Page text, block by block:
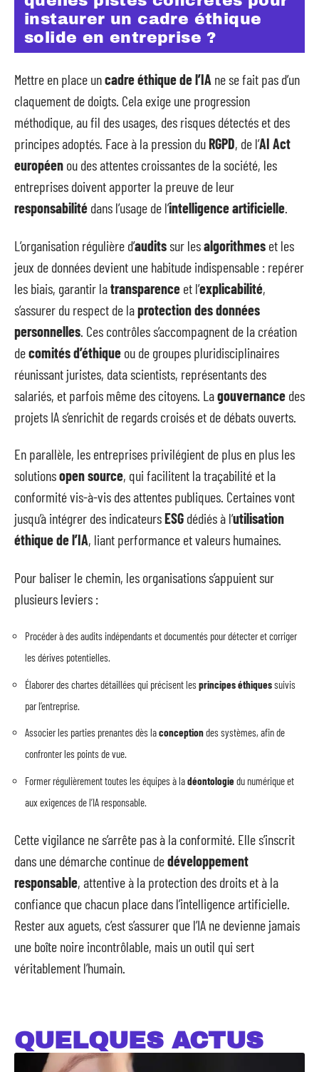
instaurer un cadre éthique
solide en entreprise ?
Mettre en place uncadre éthique de l’IA ne se fait pas d’un
claquement de doigts. Cela exige une progression
méthodique, au fil des usages, des risques détectés et des
principes adoptés. Face à la pression duRGPD, de l’AI Act
européen ou des attentes croissantes de la société, les
entreprises doivent apporter la preuve de leur
responsabilité dans l’usage de l’intelligence artificielle.
L’organisation régulière d’auditssur lesalgorithmes et les
jeux de données devient une habitude indispensable : repérer
les biais, garantir latransparence et l’explicabilité,
s’assurer du respect de laprotection des données
personnelles . Ces contrôles s’accompagnent de la création
decomités d’éthique ou de groupes pluridisciplinaires
réunissant juristes, data scientists, représentants des
salariés, et parfois même des citoyens. Lagouvernance des
projets IA s’enrichit de regards croisés et de débats ouverts.
En parallèle, les entreprises privilégient de plus en plus les
solutionsopen source, qui facilitent la traçabilité et la
conformité vis-à-vis des attentes publiques. Certaines vont
jusqu’à intégrer des indicateursESG dédiés à l’utilisation
éthique de l’IA, liant performance et valeurs humaines.
Pour baliser le chemin, les organisations s’appuient sur
plusieurs leviers :
Procéder à des audits indépendants et documentés pour détecter et corriger
les dérives potentielles.
Élaborer des chartes détaillées qui précisent les principes éthiquessuivis
par l’entreprise.
Associer les parties prenantes dès laconceptiondes systèmes, afin de
confronter les points de vue.
Former régulièrement toutes les équipes à ladéontologiedu numérique et
aux exigences de l’IA responsable.
Cette vigilance ne s’arrête pas à la conformité. Elle s’inscrit
dans une démarche continue dedéveloppement
responsable, attentive à la protection des droits et à la
confiance que chacun place dans l’intelligence artificielle.
Rester aux aguets, c’est s’assurer que l’IA ne devienne jamais
une boîte noire incontrôlable, mais un outil qui sert
véritablement l’humain.
QUELQUES ACTUS